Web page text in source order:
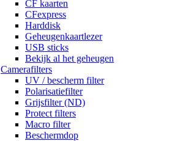
CF kaarten
CFexpress
Harddisk
Geheugenkaartlezer
USB sticks
Bekijk al het geheugen
Camerafilters
UV / bescherm filter
Polarisatiefilter
Grijsfilter (ND)
Protect filters
Macro filter
Beschermdop